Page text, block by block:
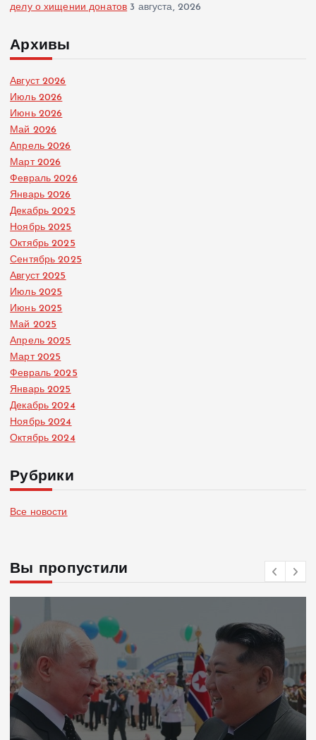
делу о хищении донатов 3 августа, 2026
Архивы
Август 2026
Июль 2026
Июнь 2026
Май 2026
Апрель 2026
Март 2026
Февраль 2026
Январь 2026
Декабрь 2025
Ноябрь 2025
Октябрь 2025
Сентябрь 2025
Август 2025
Июль 2025
Июнь 2025
Май 2025
Апрель 2025
Март 2025
Февраль 2025
Январь 2025
Декабрь 2024
Ноябрь 2024
Октябрь 2024
Рубрики
Все новости
Вы пропустили